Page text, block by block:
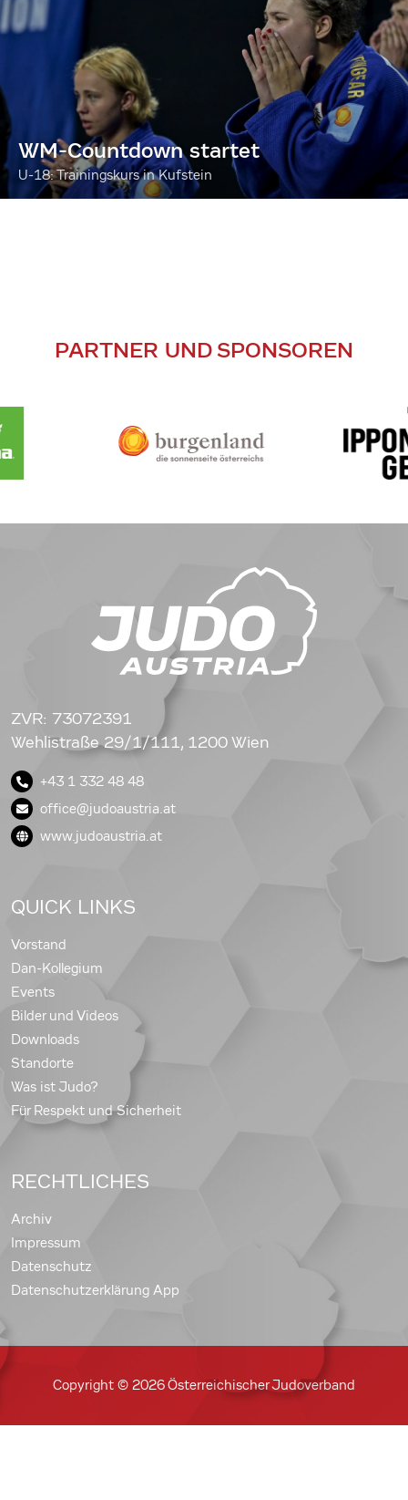
WM-Countdown startet
U-18: Trainingskurs in Kufstein
PARTNER UND SPONSOREN
ZVR: 73072391
Wehlistraße 29/1/111, 1200 Wien
+43 1 332 48 48
office@judoaustria.at
www.judoaustria.at
QUICK LINKS
Vorstand
Dan-Kollegium
Events
Bilder und Videos
Downloads
Standorte
Was ist Judo?
Für Respekt und Sicherheit
RECHTLICHES
Archiv
Impressum
Datenschutz
Datenschutzerklärung App
Copyright © 2026 Österreichischer Judoverband